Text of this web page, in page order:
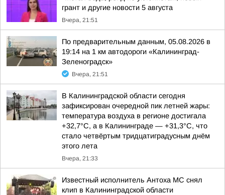
грант и другие новости 5 августа
Вчера, 21:51
По предварительным данным, 05.08.2026 в
19:14 на 1 км автодороги «Калининград-
Зеленоградск»
Вчера, 21:51
В Калининградской области сегодня
зафиксирован очередной пик летней жары:
температура воздуха в регионе достигала
+32,7°С, а в Калининграде — +31,3°С, что
стало четвёртым тридцатиградусным днём
этого лета
Вчера, 21:33
Известный исполнитель Антоха МС снял
клип в Калининградской области